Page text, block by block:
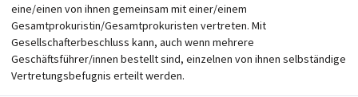
eine/einen von ihnen gemeinsam mit einer/einem
Gesamtprokuristin/Gesamtprokuristen vertreten. Mit
Gesellschafterbeschluss kann, auch wenn mehrere
Geschäftsführer/innen bestellt sind, einzelnen von ihnen selbständige
Vertretungsbefugnis erteilt werden.